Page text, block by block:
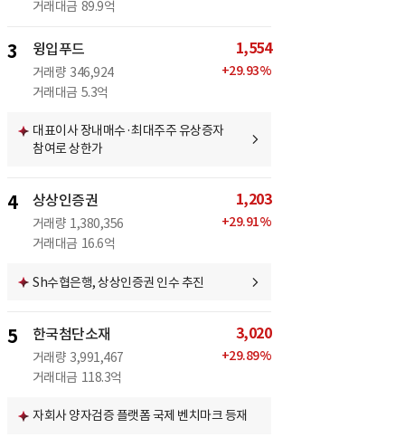
거래대금 89.9억
3 윙입푸드
거래량 346,924
거래대금 5.3억
1,554
+29.93%
대표이사 장내매수·최대주주 유상증자
참여로 상한가
4 상상인증권
거래량 1,380,356
거래대금 16.6억
1,203
+29.91%
Sh수협은행, 상상인증권 인수 추진
5 한국첨단소재
거래량 3,991,467
거래대금 118.3억
3,020
+29.89%
자회사 양자검증 플랫폼 국제 벤치마크 등재